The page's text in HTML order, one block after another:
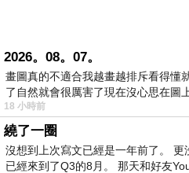
2026。08。07。
畫圖真的不適合我越畫越排斥看得懂
了自然就會很厲害了現在沒心思在
18 小時前
繞了一圈
沒想到上次寫文已經是一年前了。
已經來到了Q3的8月。 那天和好友